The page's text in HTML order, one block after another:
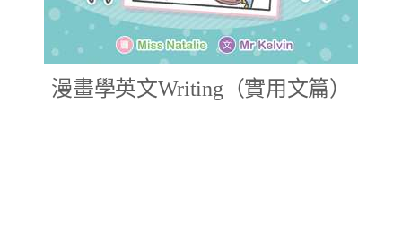
漫畫學英文Writing（實用文篇）